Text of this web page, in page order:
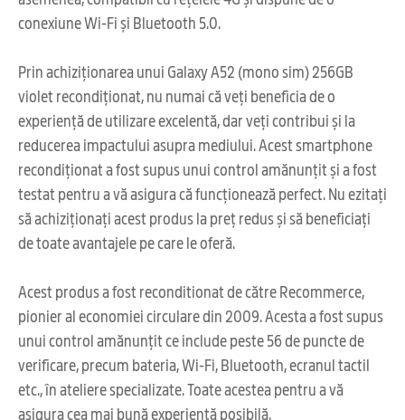
conexiune Wi-Fi și Bluetooth 5.0.
Prin achiziționarea unui Galaxy A52 (mono sim) 256GB
violet recondiționat, nu numai că veți beneficia de o
experiență de utilizare excelentă, dar veți contribui și la
reducerea impactului asupra mediului. Acest smartphone
recondiționat a fost supus unui control amănunțit și a fost
testat pentru a vă asigura că funcționează perfect. Nu ezitați
să achiziționați acest produs la preț redus și să beneficiați
de toate avantajele pe care le oferă.
Acest produs a fost reconditionat de către Recommerce,
pionier al economiei circulare din 2009. Acesta a fost supus
unui control amănunțit ce include peste 56 de puncte de
verificare, precum bateria, Wi-Fi, Bluetooth, ecranul tactil
etc., în ateliere specializate. Toate acestea pentru a vă
asigura cea mai bună experiență posibilă.